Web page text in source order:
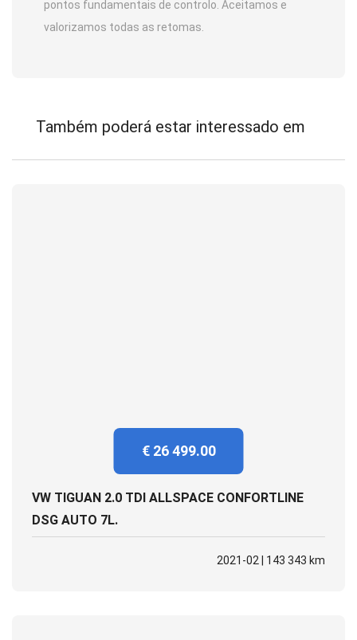
pontos fundamentais de controlo. Aceitamos e
valorizamos todas as retomas.
Também poderá estar interessado em
€ 26 499.00
VW TIGUAN 2.0 TDI ALLSPACE CONFORTLINE
DSG AUTO 7L.
2021-02 | 143 343 km